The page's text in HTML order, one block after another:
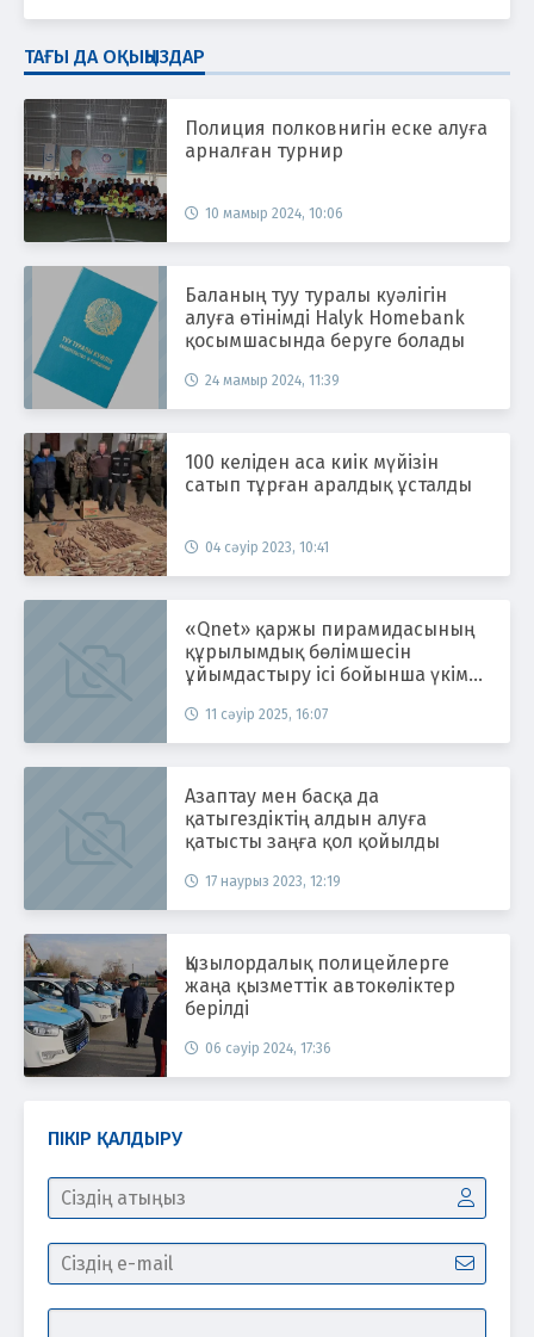
ТАҒЫ ДА ОҚЫҢЫЗДАР
Полиция полковнигін еске алуға
арналған турнир
10 мамыр 2024, 10:06
Баланың туу туралы куәлігін
алуға өтінімді Halyk Homebank
қосымшасында беруге болады
24 мамыр 2024, 11:39
100 келіден аса киік мүйізін
сатып тұрған аралдық ұсталды
04 сәуір 2023, 10:41
«Qnet» қаржы пирамидасының
құрылымдық бөлімшесін
ұйымдастыру ісі бойынша үкім
11 сәуір 2025, 16:07
Азаптау мен басқа да
қатыгездіктің алдын алуға
қатысты заңға қол қойылды
17 наурыз 2023, 12:19
Қызылордалық полицейлерге
жаңа қызметтік автокөліктер
берілді
06 сәуір 2024, 17:36
ПІКІР ҚАЛДЫРУ